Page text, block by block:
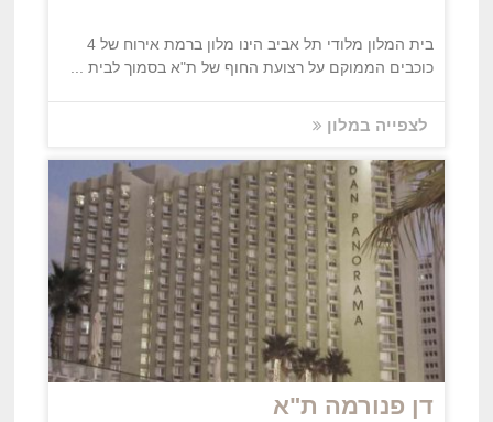
בית המלון מלודי תל אביב הינו מלון ברמת אירוח של 4
כוכבים הממוקם על רצועת החוף של ת"א בסמוך לבית ...
לצפייה במלון
דן פנורמה ת"א